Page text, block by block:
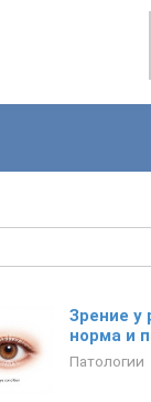
Зрение у
норма и
Патологии